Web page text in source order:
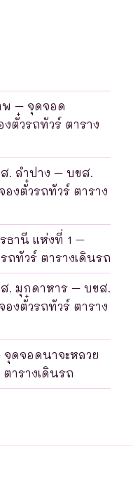
พ – จุดจอด
ตั๋วรถทัวร์ ตาราง
. ลำปาง – บขส.
งตั๋วรถทัวร์ ตาราง
ธานี แห่งที่ 1 –
ถทัวร์ ตารางเดินรถ
. มุกดาหาร – บขส.
งตั๋วรถทัวร์ ตาราง
ดจอดนาจะหลวย
ารางเดินรถ